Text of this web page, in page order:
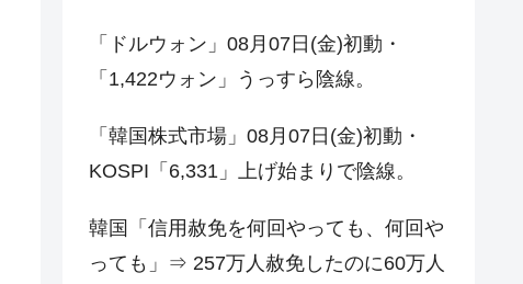
「ドルウォン」08月07日(金)初動・
「1,422ウォン」うっすら陰線。
「韓国株式市場」08月07日(金)初動・
KOSPI「6,331」上げ始まりで陰線。
韓国「信用赦免を何回やっても、何回や
っても」⇒ 257万人赦免したのに60万人